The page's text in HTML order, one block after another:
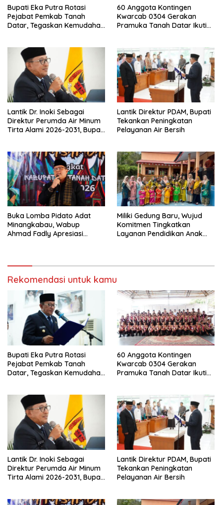
Bupati Eka Putra Rotasi
Pejabat Pemkab Tanah
Datar, Tegaskan Kemudahan
60 Anggota Kontingen
Kwarcab 0304 Gerakan
Pramuka Tanah Datar Ikuti
Lantik Dr. Inoki Sebagai
Direktur Perumda Air Minum
Tirta Alami 2026-2031, Bupati
Fakta Integritas Berdasarkan
Visi dan Misi
Lantik Direktur PDAM, Bupati
Tekankan Peningkatan
Pelayanan Air Bersih
Buka Lomba Pidato Adat
Minangkabau, Wabup
Ahmad Fadly Apresiasi
Miliki Gedung Baru, Wujud
Komitmen Tingkatkan
Layanan Pendidikan Anak
Rekomendasi untuk kamu
Bupati Eka Putra Rotasi
Pejabat Pemkab Tanah
Datar, Tegaskan Kemudahan
60 Anggota Kontingen
Kwarcab 0304 Gerakan
Pramuka Tanah Datar Ikuti
Lantik Dr. Inoki Sebagai
Direktur Perumda Air Minum
Tirta Alami 2026-2031, Bupati
Lantik Direktur PDAM, Bupati
Tekankan Peningkatan
Pelayanan Air Bersih